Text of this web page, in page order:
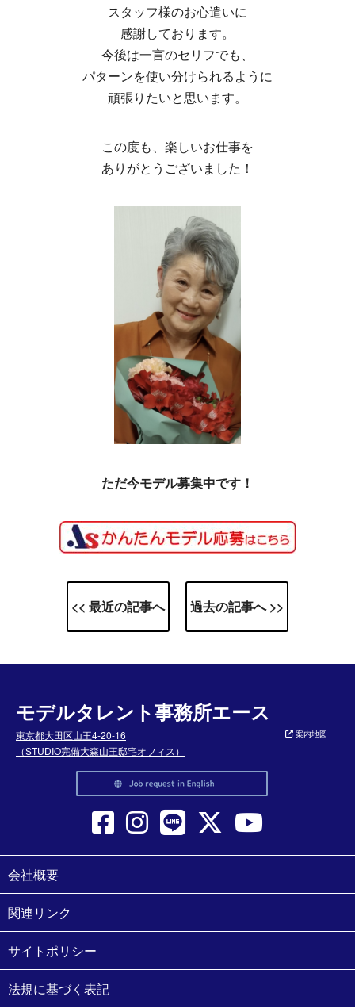
スタッフ様のお心遣いに
感謝しております。
今後は一言のセリフでも、
パターンを使い分けられるように
頑張りたいと思います。
この度も、楽しいお仕事を
ありがとうございました！
ただ今モデル募集中です！
<< 最近の記事へ 過去の記事へ >>
モデルタレント事務所エース
東京都大田区山王4-20-16
（STUDIO完備大森山王邸宅オフィス）
案内地図
会社概要
関連リンク
サイトポリシー
法規に基づく表記